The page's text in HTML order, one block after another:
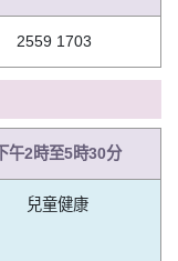
2559 1703
下午2時至5時30分
兒童健康